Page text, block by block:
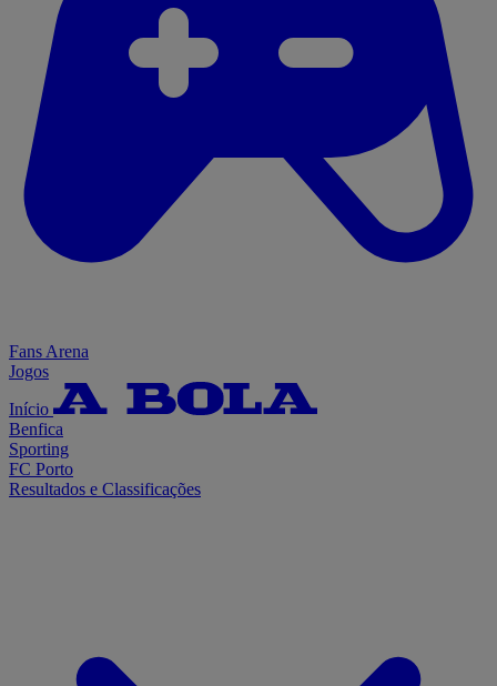
Fans Arena
Jogos
Início
Benfica
Sporting
FC Porto
Resultados e Classificações